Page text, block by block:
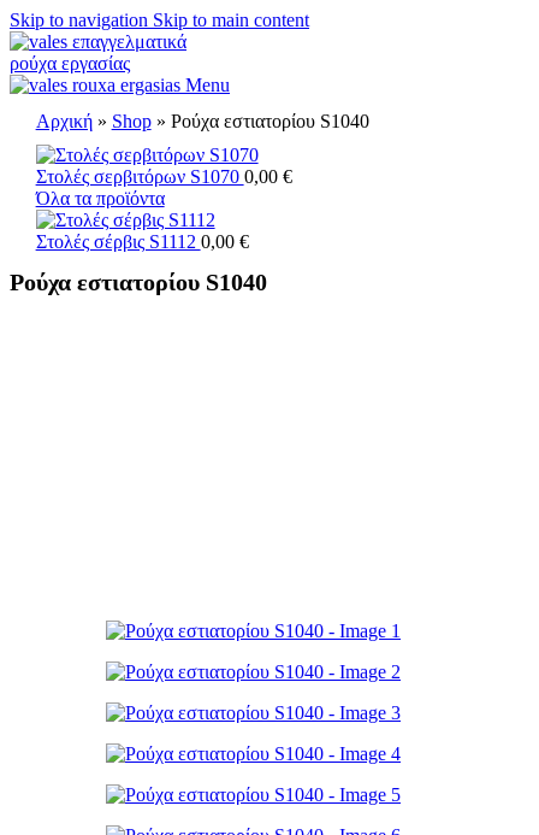
Skip to navigation Skip to main content
Menu
Αρχική» Shop» Ρούχα εστιατορίου S1040
Στολές σερβιτόρων S1070 0,00 €
Όλα τα προϊόντα
Στολές σέρβις S1112 0,00 €
Ρούχα εστιατορίου S1040